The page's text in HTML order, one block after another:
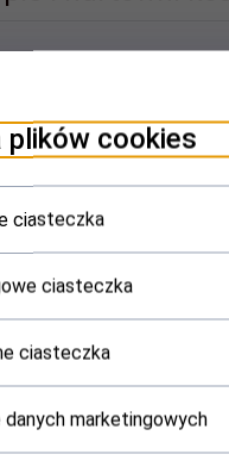
ml
plików cookies
ciasteczka
ciasteczka
ciasteczka
danych marketingowych